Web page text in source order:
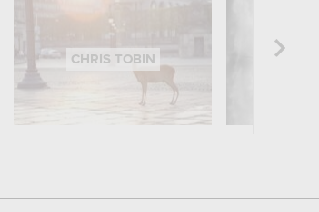
CHRIS TOBIN IVAN